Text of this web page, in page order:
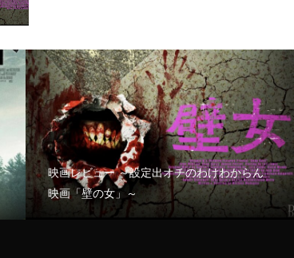
映画レビュー ～設定出オチのわけわからん
映画「壁の女」～